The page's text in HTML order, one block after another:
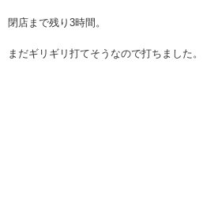
閉店まで残り3時間。
まだギリギリ打てそうなので打ちました。